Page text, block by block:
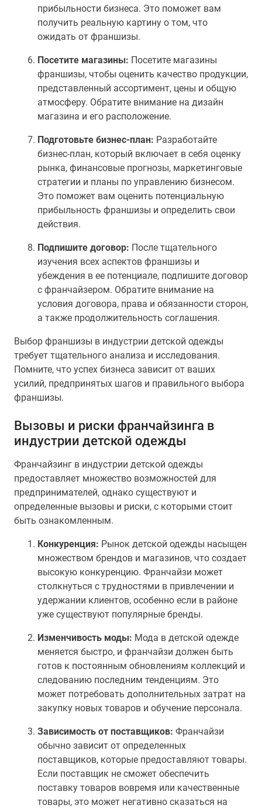
прибыльности бизнеса. Это поможет вам
получить реальную картину о том, что
ожидать от франшизы.
Посетите магазины: Посетите магазины
франшизы, чтобы оценить качество продукции,
представленный ассортимент, цены и общую
атмосферу. Обратите внимание на дизайн
магазина и его расположение.
Подготовьте бизнес-план: Разработайте
бизнес-план, который включает в себя оценку
рынка, финансовые прогнозы, маркетинговые
стратегии и планы по управлению бизнесом.
Это поможет вам оценить потенциальную
прибыльность франшизы и определить свои
действия.
Подпишите договор: После тщательного
изучения всех аспектов франшизы и
убеждения в ее потенциале, подпишите договор
с франчайзером. Обратите внимание на
условия договора, права и обязанности сторон,
а также продолжительность соглашения.
Выбор франшизы в индустрии детской одежды
требует тщательного анализа и исследования.
Помните, что успех бизнеса зависит от ваших
усилий, предпринятых шагов и правильного выбора
франшизы.
Вызовы и риски франчайзинга в
индустрии детской одежды
Франчайзинг в индустрии детской одежды
предоставляет множество возможностей для
предпринимателей, однако существуют и
определенные вызовы и риски, с которыми стоит
быть ознакомленным.
Конкуренция: Рынок детской одежды насыщен
множеством брендов и магазинов, что создает
высокую конкуренцию. Франчайзи может
столкнуться с трудностями в привлечении и
удержании клиентов, особенно если в районе
уже существуют популярные бренды.
Изменчивость моды: Мода в детской одежде
меняется быстро, и франчайзи должен быть
готов к постоянным обновлениям коллекций и
следованию последним тенденциям. Это
может потребовать дополнительных затрат на
закупку новых товаров и обучение персонала.
Зависимость от поставщиков: Франчайзи
обычно зависит от определенных
поставщиков, которые предоставляют товары.
Если поставщик не сможет обеспечить
поставку товаров вовремя или качественные
товары, это может негативно сказаться на